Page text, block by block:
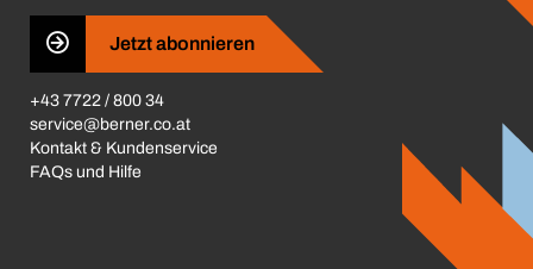
Presse
Business ConductJetzt abonnieren
+43 7722 / 800 34
service@berner.co.at
Kontakt & Kundenservice
FAQs und Hilfe